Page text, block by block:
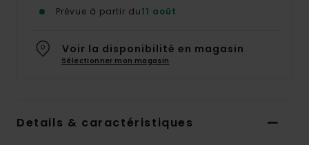
Prévue à partir du11 août
Voir la disponibilité en magasin
Sélectionner mon magasin
Details & caractéristiques